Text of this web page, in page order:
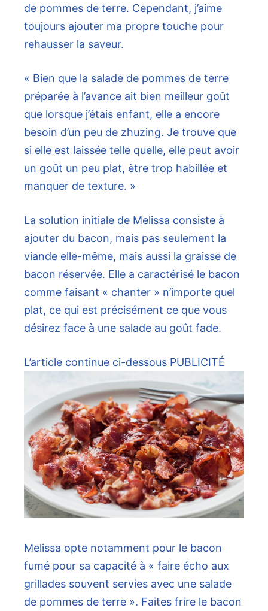
de pommes de terre. Cependant, j’aime
toujours ajouter ma propre touche pour
rehausser la saveur.
« Bien que la salade de pommes de terre
préparée à l’avance ait bien meilleur goût
que lorsque j’étais enfant, elle a encore
besoin d’un peu de zhuzing. Je trouve que
si elle est laissée telle quelle, elle peut avoir
un goût un peu plat, être trop habillée et
manquer de texture. »
La solution initiale de Melissa consiste à
ajouter du bacon, mais pas seulement la
viande elle-même, mais aussi la graisse de
bacon réservée. Elle a caractérisé le bacon
comme faisant « chanter » n’importe quel
plat, ce qui est précisément ce que vous
désirez face à une salade au goût fade.
L’article continue ci-dessous PUBLICITÉ
Melissa opte notamment pour le bacon
fumé pour sa capacité à « faire écho aux
grillades souvent servies avec une salade
de pommes de terre ». Faites frire le bacon